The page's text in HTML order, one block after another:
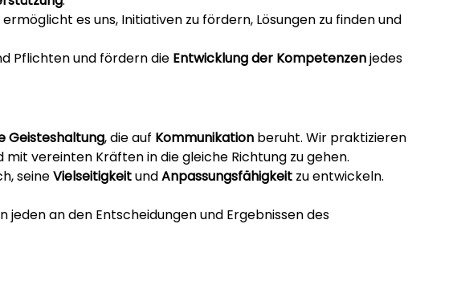
es uns, Initiativen zu fördern, Lösungen zu finden und
Pflichten und fördern die Entwicklung der Kompetenzenjedes
Geisteshaltung, die auf Kommunikation beruht. Wir praktizieren
mit vereinten Kräften in die gleiche Richtung zu gehen.
seineVielseitigkeitundAnpassungsfähigkeit zu entwickeln.
jeden an den Entscheidungen und Ergebnissen des